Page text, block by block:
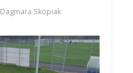
Dagmara Skopiak